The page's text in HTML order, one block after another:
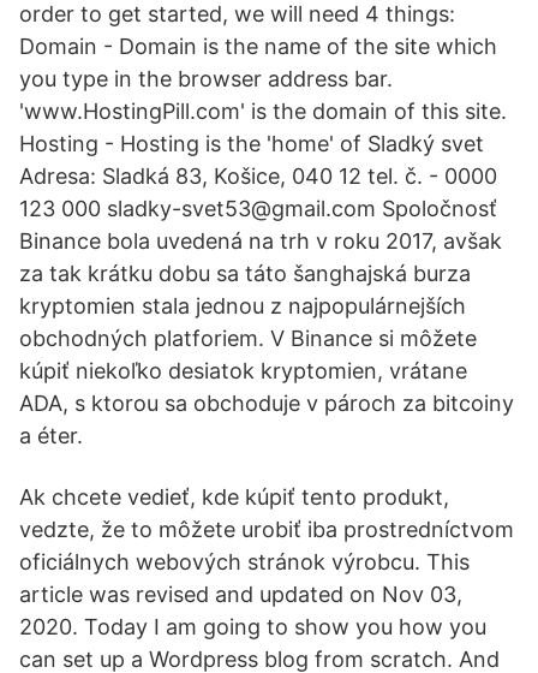
order to get started, we will need 4 things:
Domain - Domain is the name of the site which
you type in the browser address bar.
'www.HostingPill.com' is the domain of this site.
Hosting - Hosting is the 'home' of Sladký svet
Adresa: Sladká 83, Košice, 040 12 tel. č. - 0000
123 000 sladky-svet53@gmail.com Spoločnosť
Binance bola uvedená na trh v roku 2017, avšak
za tak krátku dobu sa táto šanghajská burza
kryptomien stala jednou z najpopulárnejších
obchodných platforiem. V Binance si môžete
kúpiť niekoľko desiatok kryptomien, vrátane
ADA, s ktorou sa obchoduje v pároch za bitcoiny
a éter.
Ak chcete vedieť, kde kúpiť tento produkt,
vedzte, že to môžete urobiť iba prostredníctvom
oficiálnych webových stránok výrobcu. This
article was revised and updated on Nov 03,
2020. Today I am going to show you how you
can set up a Wordpress blog from scratch. And